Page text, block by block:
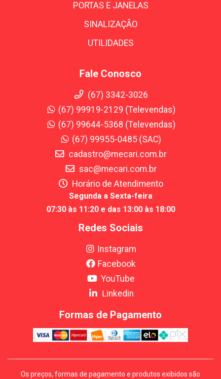
PORTAS E JANELAS
SINALIZAÇÃO
UTILIDADES
Fale Conosco
(67) 3342-3026
(67) 99919-2129 (Televendas)
(67) 99644-5368 (Televendas)
(67) 99955-0485 (SAC)
cadastro@mecari.com.br
sac@mecari.com.br
Horário de Atendimento
Segunda a Sexta-feira
07:30 às 11:20 e das 13:00 às 18:00
Redes Sociais
Instagram
Facebook
YouTube
Linkedin
Formas de Pagamento
Os preços, formas de pagamento e produtos exibidos são